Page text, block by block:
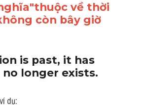
về thời
còn bây giờ
is past, it has
longer exists.
dụ: